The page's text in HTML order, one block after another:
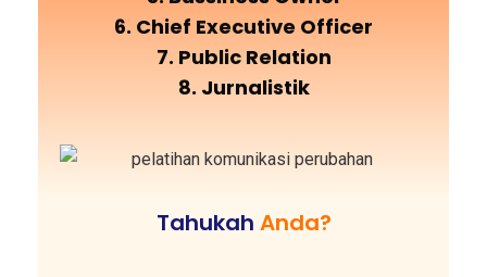
6. Chief Executive Officer
7. Public Relation
8. Jurnalistik
Tahukah Anda?